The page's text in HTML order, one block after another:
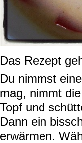
Das Rezept
Du nimmst
mag, nimmt
Topf und
Dann ein
erwärmen.